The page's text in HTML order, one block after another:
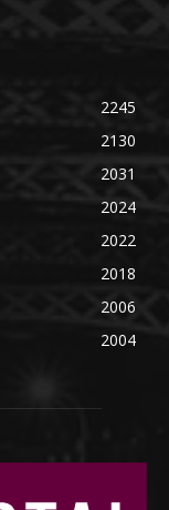
2245
2130
2031
2024
2022
2018
2006
2004